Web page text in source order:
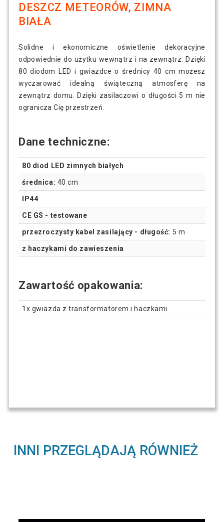
DESZCZ METEORÓW, ZIMNA
BIAŁA
Solidne i ekonomiczne oświetlenie dekoracyjne
odpowiednie do użytku wewnątrz i na zewnątrz. Dzięki
80 diodom LED i gwiazdce o średnicy 40 cm możesz
wyczarować idealną świąteczną atmosferę na
zewnątrz domu. Dzięki zasilaczowi o długości 5 m nie
ogranicza Cię przestrzeń.
Dane techniczne:
80 diod LED zimnych białych
średnica: 40 cm
IP44
CE GS - testowane
przezroczysty kabel zasilający - długość: 5 m
z haczykami do zawieszenia
Zawartość opakowania:
1x gwiazda z transformatorem i haczkami
INNI PRZEGLĄDAJĄ RÓWNIEŻ